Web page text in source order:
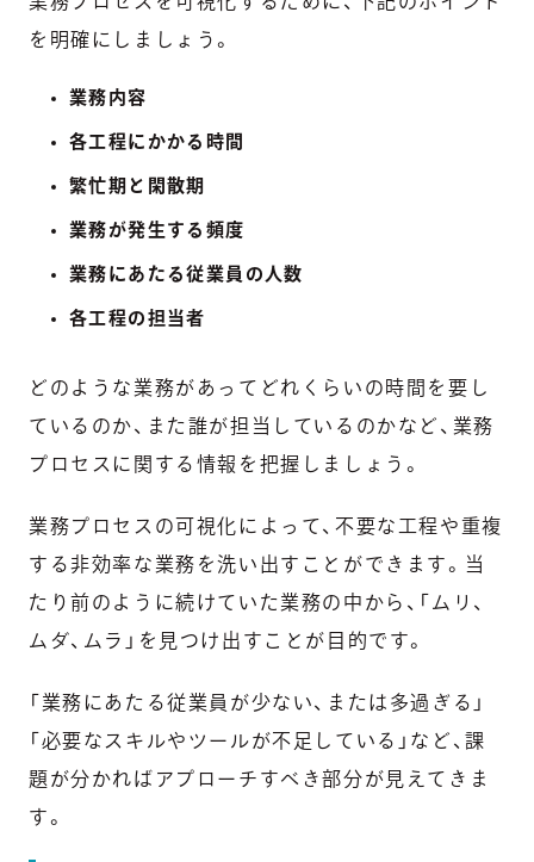
を明確にしましょう。
業務内容
各工程にかかる時間
繁忙期と閑散期
業務が発生する頻度
業務にあたる従業員の人数
各工程の担当者
どのような業務があってどれくらいの時間を要し
ているのか、また誰が担当しているのかなど、業務
プロセスに関する情報を把握しましょう。
業務プロセスの可視化によって、不要な工程や重複
する非効率な業務を洗い出すことができます。当
たり前のように続けていた業務の中から、「ムリ、
ムダ、ムラ」を見つけ出すことが目的です。
「業務にあたる従業員が少ない、または多過ぎる」
「必要なスキルやツールが不足している」など、課
題が分かればアプローチすべき部分が見えてきま
す。